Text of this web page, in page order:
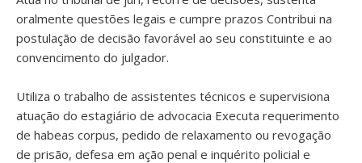
oralmente questões legais e cumpre prazos Contribui na
postulação de decisão favorável ao seu constituinte e ao
convencimento do julgador.
Utiliza o trabalho de assistentes técnicos e supervisiona
atuação do estagiário de advocacia Executa requerimento
de habeas corpus, pedido de relaxamento ou revogação
de prisão, defesa em ação penal e inquérito policial e